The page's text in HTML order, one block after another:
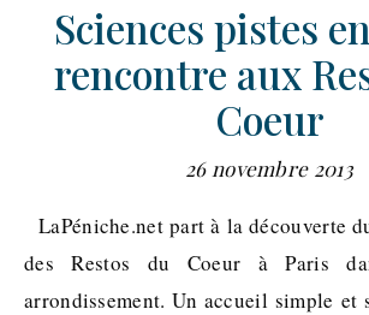
Sciences pistes
rencontre aux
Coeur
26 novembre 2013
LaPéniche.net part à la découverte du centre national
des Restos du Coeur à Paris
arrondissement. Un accueil simple